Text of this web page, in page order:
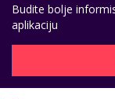
Budite bolje
aplikaciju